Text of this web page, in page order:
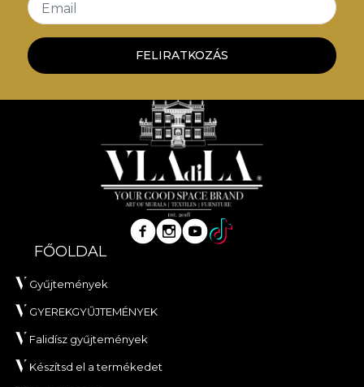
Email
FELIRATKOZÁS
FŐOLDAL
Gyűjtemények
GYEREKGYŰJTEMÉNYEK
Falidísz gyűjtemények
Készítsd el a termékedet